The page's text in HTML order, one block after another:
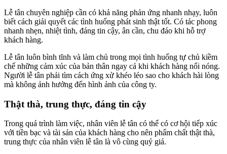
Lễ tân chuyên nghiệp cần có khả năng phản ứng nhanh nhạy, luôn
biết cách giải quyết các tình huống phát sinh thật tốt. Có tác phong
nhanh nhẹn, nhiệt tình, đáng tin cậy, ân cần, chu đáo khi hỗ trợ
khách hàng.
Lễ tân luôn bình tĩnh và làm chủ trong mọi tình huống tự chủ kiềm
chế những cảm xúc của bản thân ngay cả khi khách hàng nổi nóng.
Người lễ tân phải tìm cách ứng xử khéo léo sao cho khách hài lòng
mà không ảnh hưởng đến hình ảnh của công ty.
Thật thà, trung thực, đáng tin cậy
Trong quá trình làm việc, nhân viên lễ tân có thể có cơ hội tiếp xúc
với tiền bạc và tài sản của khách hàng cho nên phẩm chất thật thà,
trung thực của nhân viên lễ tân là vô cùng quý giá.